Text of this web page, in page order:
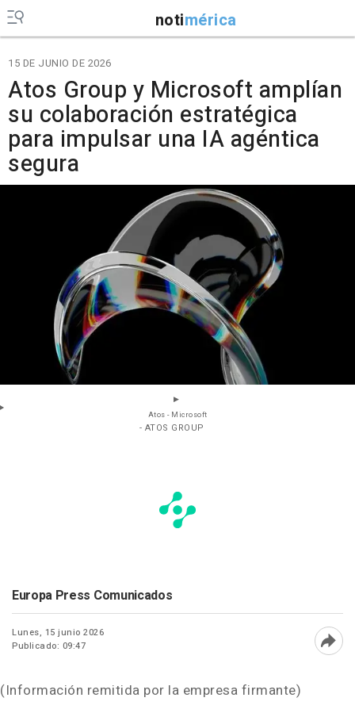
notimérica
15 DE JUNIO DE 2026
Atos Group y Microsoft amplían
su colaboración estratégica
para impulsar una IA agéntica
segura
Atos - Microsoft
- ATOS GROUP
Europa Press Comunicados
Lunes, 15 junio 2026
Publicado: 09:47
(Información remitida por la empresa firmante)